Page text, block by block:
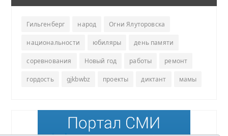
Гильгенберг народ Огни Ялуторовска
национальности юбиляры день памяти
соревнования Новый год работы ремонт
гордость gjkbwbz проекты диктант мамы